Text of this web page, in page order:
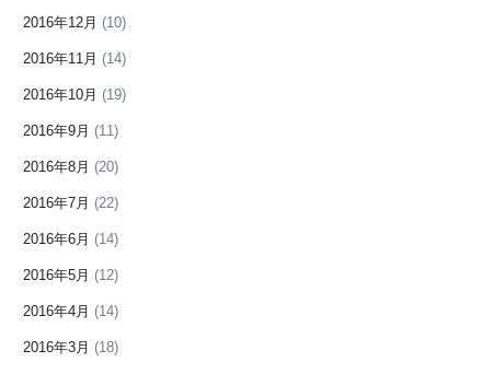
2016年12月 (10)
2016年11月 (14)
2016年10月 (19)
2016年9月 (11)
2016年8月 (20)
2016年7月 (22)
2016年6月 (14)
2016年5月 (12)
2016年4月 (14)
2016年3月 (18)